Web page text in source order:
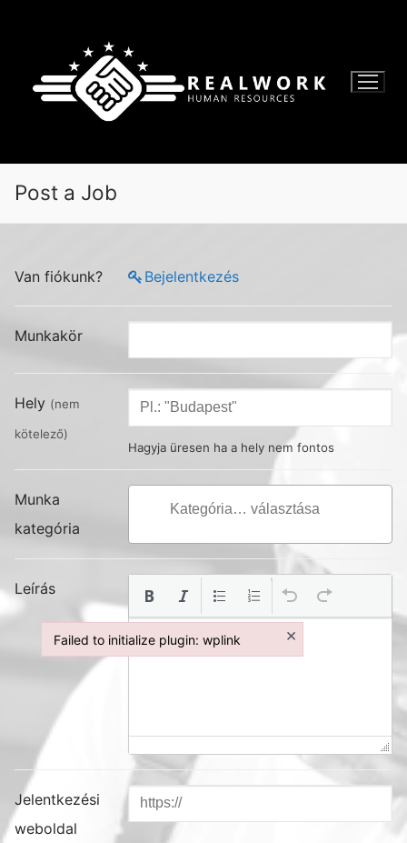
Post a Job
Van fiókunk? Bejelentkezés
Munkakör
Hely (nem
kötelező)
Hagyja üresen ha a hely nem fontos
Munka
kategória
Leírás
Jelentkezési
weboldal
Failed to initialize plugin: wplink ×
Failed to initialize plugin: wplink